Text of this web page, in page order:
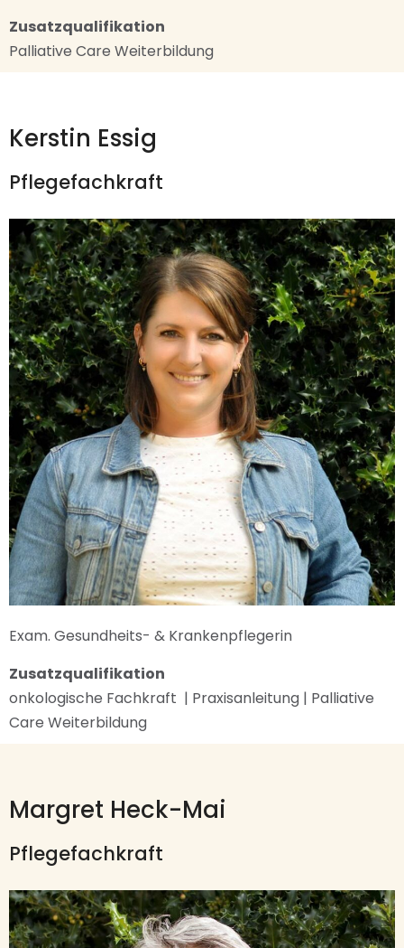
Zusatzqualifikation
Palliative Care Weiterbildung
Kerstin Essig
Pflegefachkraft
Exam. Gesundheits- & Krankenpflegerin
Zusatzqualifikation
onkologische Fachkraft | Praxisanleitung | Palliative
Care Weiterbildung
Margret Heck-Mai
Pflegefachkraft